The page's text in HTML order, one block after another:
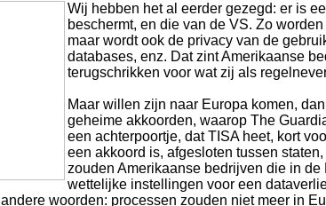
Wij hebben het al eerder gezegd: er is
beschermt, en die van de VS. Zo
maar wordt ook de privacy van de
databases, enz. Dat zint Amerikaanse
terugschrikken voor wat zij als
Maar willen zijn naar Europa komen,
geheime akkoorden, waarop The
een achterpoortje, dat TISA heet, kort
een akkoord is, afgesloten tussen
zouden Amerikaanse bedrijven die in
wettelijke instellingen voor een
woorden: processen zouden niet meer in